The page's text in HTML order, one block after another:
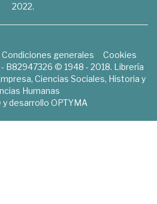
2022.
Condiciones generales
Cookies
B82947326 © 1948 - 2018. Librería
Ciencias Sociales, Historia y
Humanas
y desarrollo OPTYMA